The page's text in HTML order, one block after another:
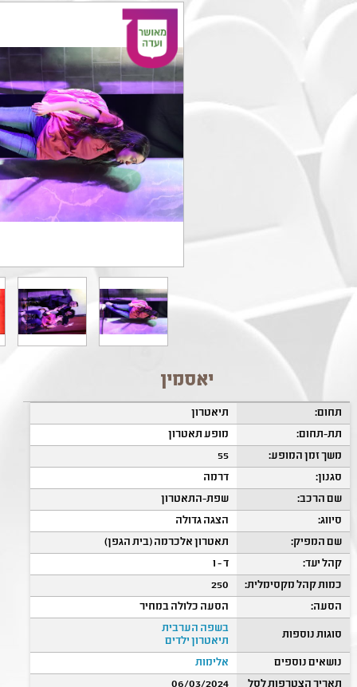
יאסמין
תחום:
תיאטרון
תת-תחום:
מופע תאטרון
משך זמן המופע:
55
סגנון:
דרמה
שם הרכב:
שפת-התאטרון
סיווג:
הצגה גדולה
שם המפיק:
תאטרון אלכרמה (בית הגפן)
קהל יעד:
ד - ו
כמות קהל מקסימלית:
250
הסעה:
הסעה כלולה במחיר
סוגות נוספות
בשפה הערבית
תיאטרון ילדים
נושאים נוספים
אלימות